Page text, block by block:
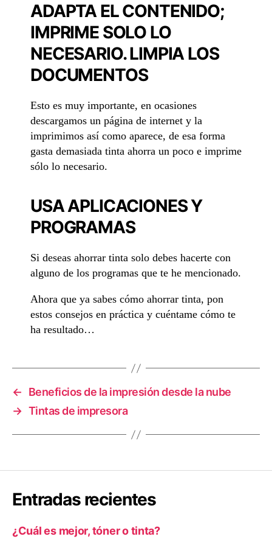
ADAPTA EL CONTENIDO;
IMPRIME SOLO LO
NECESARIO. LIMPIA LOS
DOCUMENTOS
Esto es muy importante, en ocasiones
descargamos un página de internet y la
imprimimos así como aparece, de esa forma
gasta demasiada tinta ahorra un poco e imprime
sólo lo necesario.
USA APLICACIONES Y
PROGRAMAS
Si deseas ahorrar tinta solo debes hacerte con
alguno de los programas que te he mencionado.
Ahora que ya sabes cómo ahorrar tinta, pon
estos consejos en práctica y cuéntame cómo te
ha resultado…
←
Beneficios de la impresión desde la nube
→ Tintas de impresora
Entradas recientes
¿Cuál es mejor, tóner o tinta?